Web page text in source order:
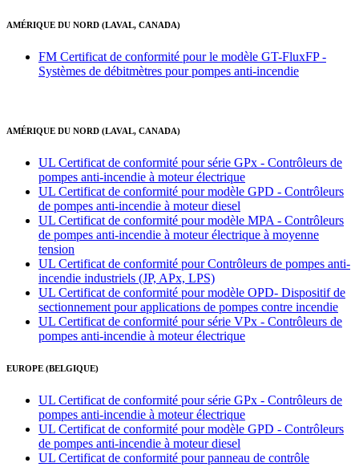
AMÉRIQUE DU NORD (LAVAL, CANADA)
FM Certificat de conformité pour le modèle GT-FluxFP -
Systèmes de débitmètres pour pompes anti-incendie
AMÉRIQUE DU NORD (LAVAL, CANADA)
UL Certificat de conformité pour série GPx - Contrôleurs de
pompes anti-incendie à moteur électrique
UL Certificat de conformité pour modèle GPD - Contrôleurs
de pompes anti-incendie à moteur diesel
UL Certificat de conformité pour modèle MPA - Contrôleurs
de pompes anti-incendie à moteur électrique à moyenne
tension
UL Certificat de conformité pour Contrôleurs de pompes anti-
incendie industriels (JP, APx, LPS)
UL Certificat de conformité pour modèle OPD- Dispositif de
sectionnement pour applications de pompes contre incendie
UL Certificat de conformité pour série VPx - Contrôleurs de
pompes anti-incendie à moteur électrique
EUROPE (BELGIQUE)
UL Certificat de conformité pour série GPx - Contrôleurs de
pompes anti-incendie à moteur électrique
UL Certificat de conformité pour modèle GPD - Contrôleurs
de pompes anti-incendie à moteur diesel
UL Certificat de conformité pour panneau de contrôle